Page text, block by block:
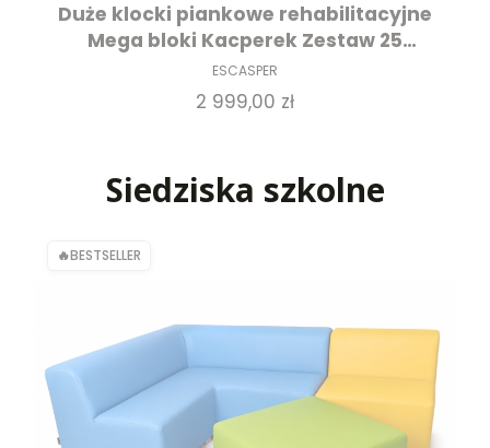
Duże klocki piankowe rehabilitacyjne
Mega bloki Kacperek Zestaw 25
elementów
ESCASPER
Cena
2 999,00 zł
Siedziska szkolne
BESTSELLER